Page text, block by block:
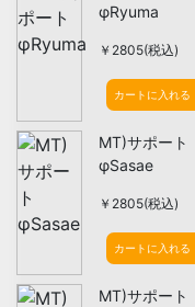
φRyuma
￥2805(税込)
カートに入れる
MT)サポート
φSasae
￥2805(税込)
カートに入れる
MT)サポート